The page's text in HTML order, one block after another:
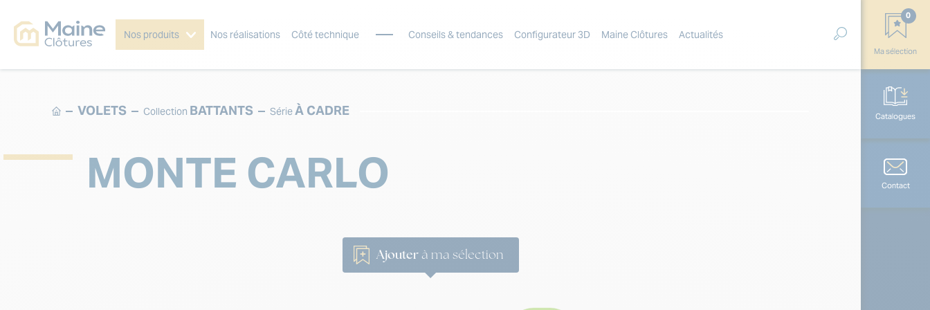
Nos produits Nos réalisations Côté technique Conseils & tendances Configurateur 3D Maine Clôtures Actualités
0
Ma sélection
Catalogues
Contact
VOLETS Collection BATTANTS SérieÀ CADRE
MONTE CARLO
Ajouterà ma sélection